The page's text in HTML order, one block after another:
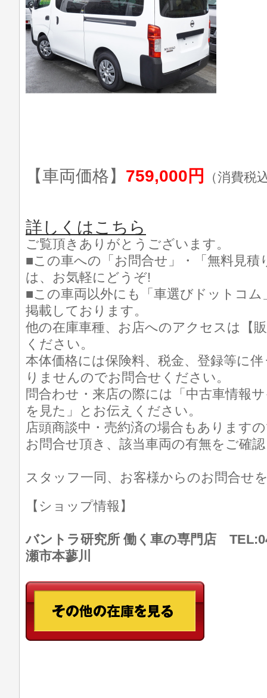
【車両価格】 759,000円 （消費税
詳しくはこちら
ご覧頂きありがとうございます。
■この車への「お問合せ」・「無料見積
は、お気軽にどうぞ!
■この車両以外にも「車選びドットコ
掲載しております。
他の在庫車種、お店へのアクセスは【
ください。
本体価格には保険料、税金、登録等に
りませんのでお問合せください。
問合わせ・来店の際には「中古車情報
を見た」とお伝えください。
店頭商談中・売約済の場合もあります
お問合せ頂き、該当車両の有無をご確
スタッフ一同、お客様からのお問合せ
【ショップ情報】
バントラ研究所 働く車の専門店
瀬市本蓼川